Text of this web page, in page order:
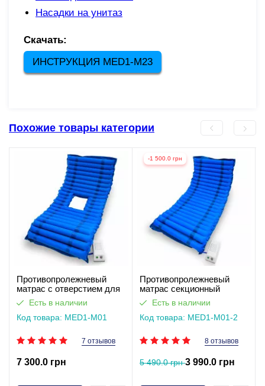
Насадки на унитаз
Скачать:
ИНСТРУКЦИЯ MED1-M23
Похожие товары категории
Противопролежневый
матрас c отверстием для
туалета MED1-M01
Есть в наличии
Код товара: MED1-M01
7 отзывов
7 300.0 грн
-1 500.0 грн
Противопролежневый
матрас секционный
MED1-M01
Есть в наличии
Код товара: MED1-M01-2
8 отзывов
5 490.0 грн3 990.0 грн